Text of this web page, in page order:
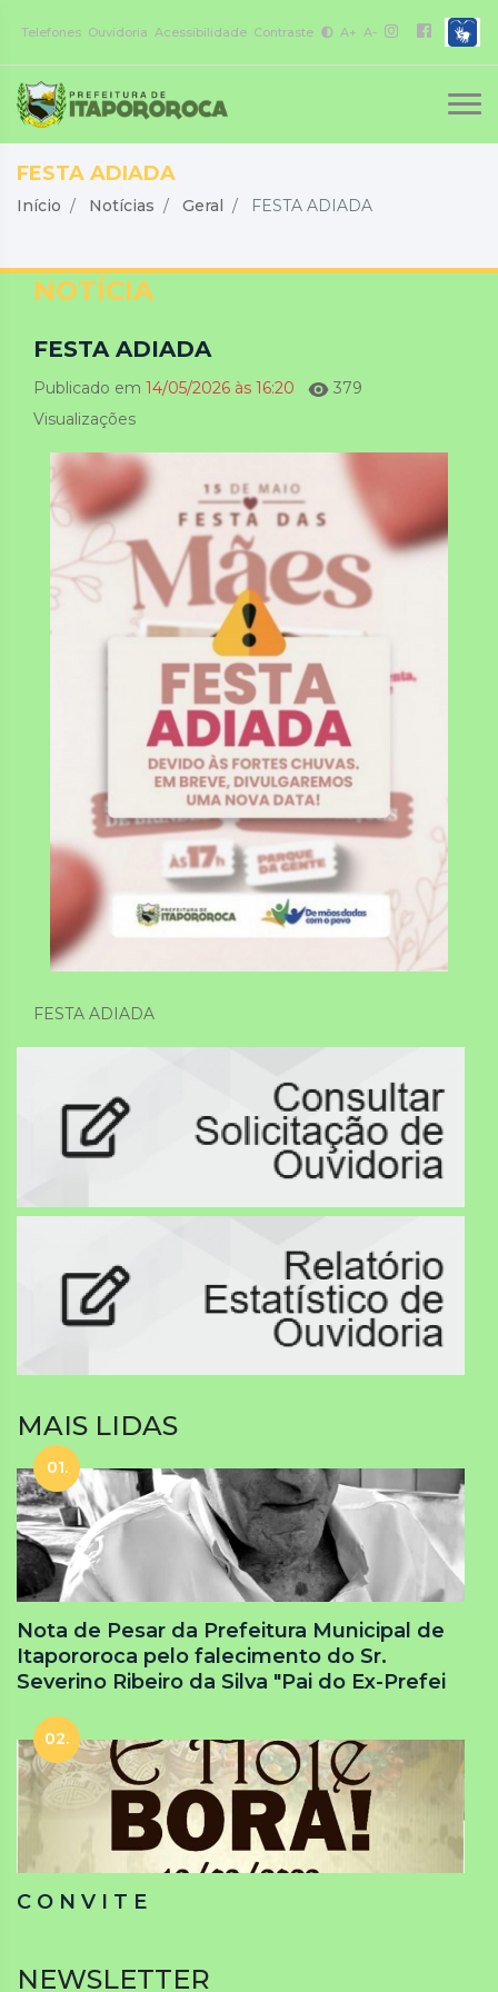
Telefones Ouvidoria Acessibilidade Contraste A+ A-
FESTA ADIADA
Início Notícias Geral FESTA ADIADA
NOTÍCIA
FESTA ADIADA
Publicado em 14/05/2026 às 16:20
379
Visualizações
FESTA ADIADA
MAIS LIDAS
01.
Nota de Pesar da Prefeitura Municipal de
Itapororoca pelo falecimento do Sr.
Severino Ribeiro da Silva "Pai do Ex-Prefei
02.
C O N V I T E
NEWSLETTER